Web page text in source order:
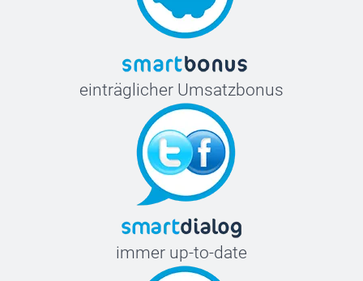
einträglicher Umsatzbonus
immer up-to-date